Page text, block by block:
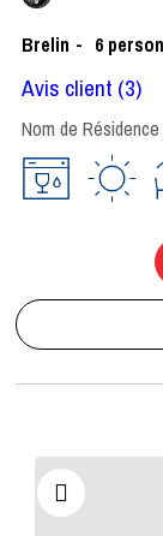
Brelin 6
Avis client (3)
Nom de